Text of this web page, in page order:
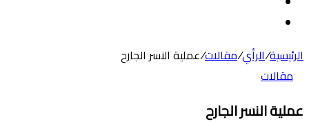
المظلم
الرئيسية/الرأي/مقالات/عملية النسر الجارح
مقالات
عملية النسر الجارح